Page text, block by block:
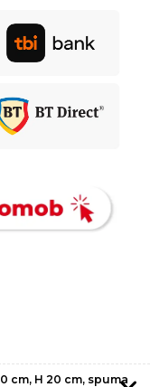
cm, H 20 cm, spuma